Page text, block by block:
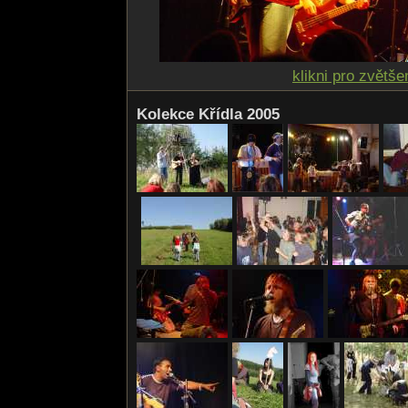
klikni pro
Kolekce Křídla 2005